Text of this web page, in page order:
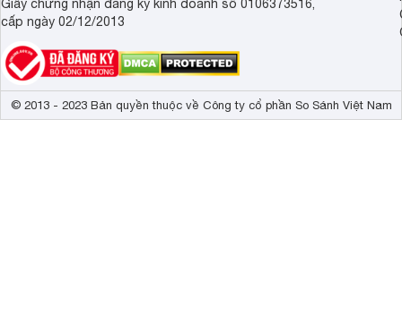
Dung tích 7 lít
Nồi với dung tích 7 lít sẽ giúp bạn hầm thịt heo, gà, các
cả gia đình thưởng thức.
Giấy chứng nhận đăng ký kinh doanh số 0106373516,
cấp ngày 02/12/2013
© 2013 - 2023 Bản quyền thuộc về Công ty cổ phần So Sánh Việt Nam